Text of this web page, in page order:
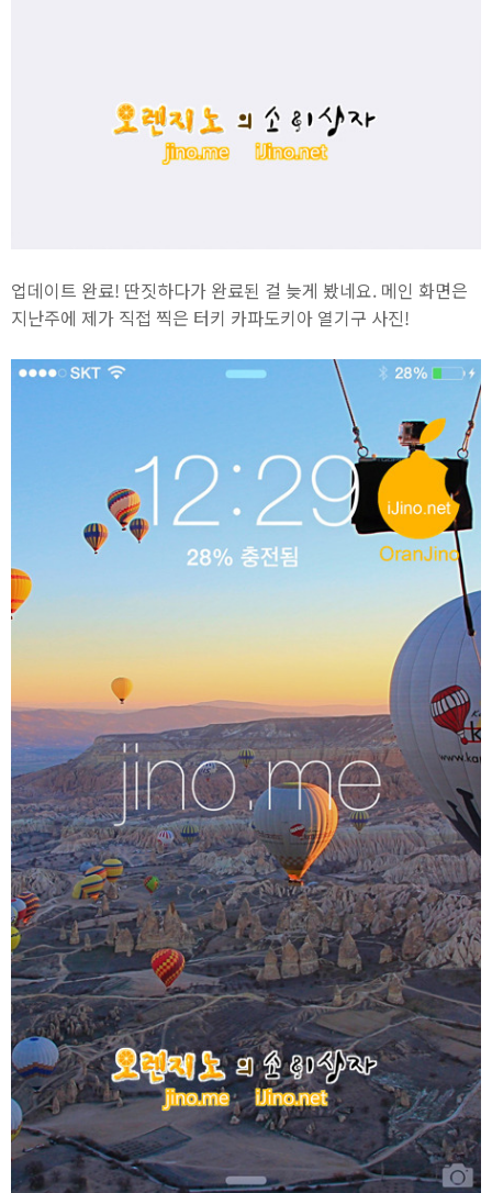
업데이트 완료! 딴짓하다가 완료된 걸 늦게 봤네요. 메인 화면은
지난주에 제가 직접 찍은 터키 카파도키아 열기구 사진!